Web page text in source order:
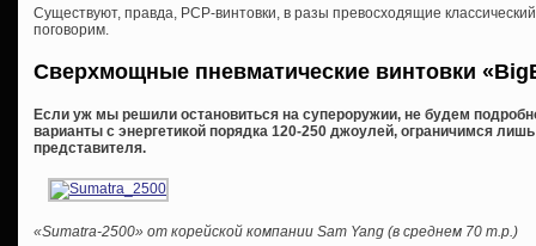
Существуют, правда, PCP-винтовки, в разы превосходящие
поговорим.
Сверхмощные пневматические винтовки «
Если уж мы решили остановиться на супероружии, не будем
варианты с энергетикой порядка 120-250 джоулей, ограничимся
представителя.
«Sumatra-2500» от корейской компании Sam Yang (в среднем 70 т.р.)